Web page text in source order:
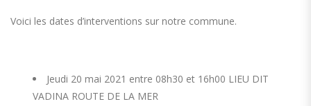
Voici les dates d’interventions sur notre commune.
Jeudi 20 mai 2021 entre 08h30 et 16h00 LIEU DIT
VADINA ROUTE DE LA MER